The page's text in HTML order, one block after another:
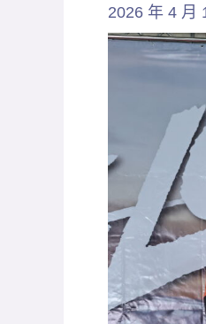
2026 年 4 月